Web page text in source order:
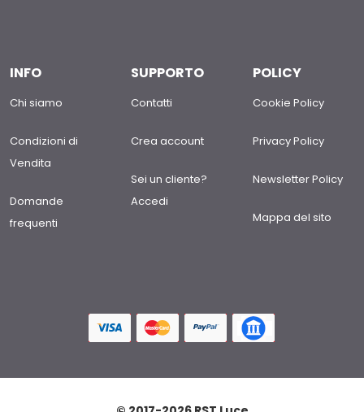
INFO
Chi siamo
Condizioni di
Vendita
Domande
frequenti
SUPPORTO
Contatti
Crea account
Sei un cliente?
Accedi
POLICY
Cookie Policy
Privacy Policy
Newsletter Policy
Mappa del sito